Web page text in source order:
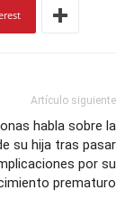
Artículo siguiente
habla sobre la
su hija tras pasar
por su
prematuro